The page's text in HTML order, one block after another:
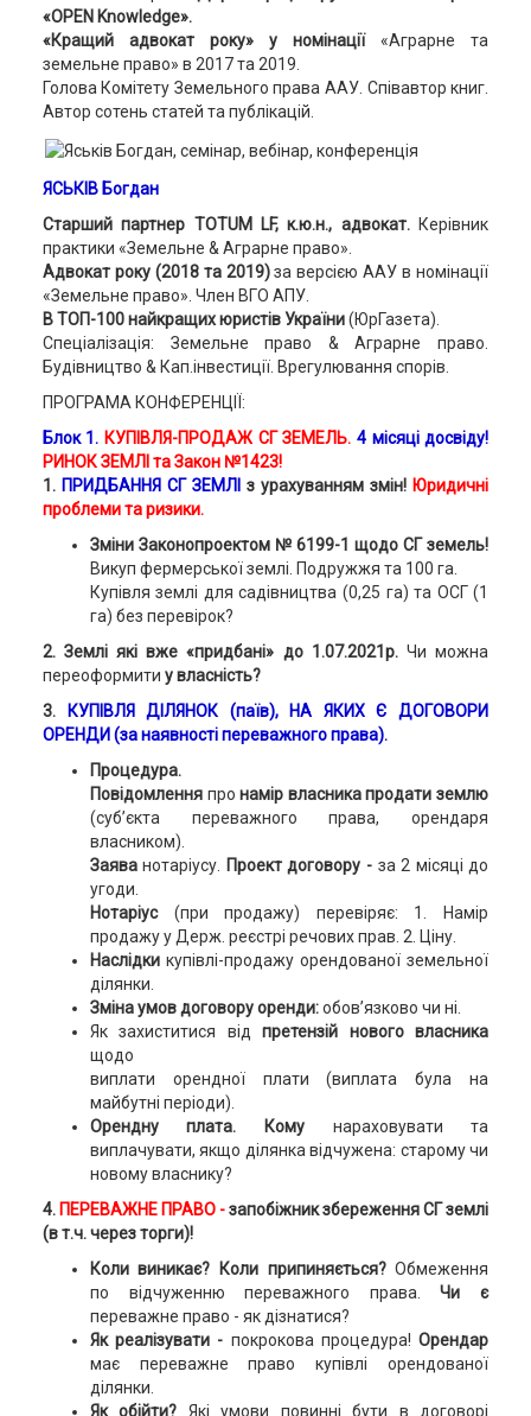
«OPEN Knowledge».
«Кращий адвокат року» у номінації«Аграрне та
земельне право» в 2017 та 2019.
Голова Комітету Земельного права ААУ. Співавтор книг.
Автор сотень статей та публікацій.
ЯСЬКІВ Богдан
Старший партнер TOTUM LF, к.ю.н., адвокат. Керівник
практики «Земельне & Аграрне право».
Адвокат року (2018 та 2019)за версією ААУ в номінації
«Земельне право». Член ВГО АПУ.
В ТОП-100 найкращих юристів України(ЮрГазета).
Спеціалізація: Земельне право & Аграрне право.
Будівництво & Кап.інвестиції. Врегулювання спорів.
ПРОГРАМА КОНФЕРЕНЦІЇ:
Блок 1. КУПІВЛЯ-ПРОДАЖ СГ ЗЕМЕЛЬ. 4 місяці досвіду!
РИНОК ЗЕМЛІ та Закон №1423!
1. ПРИДБАННЯ СГ ЗЕМЛІ з урахуванням змін! Юридичні
проблеми та ризики.
Зміни Законопроектом № 6199-1 щодо СГ земель!
Викуп фермерської землі. Подружжя та 100 га.
Купівля землі для садівництва (0,25 га) та ОСГ (1
га) без перевірок?
2. Землі які вже «придбані» до 1.07.2021р. Чи можна
переоформити у власність?
3.
КУПІВЛЯ ДІЛЯНОК (паїв), НА ЯКИХ Є ДОГОВОРИ
ОРЕНДИ (за наявності переважного права).
Процедура.
Повідомлення пронамір власника продати землю
(суб’єкта переважного права, орендаря
власником).
Заяванотаріусу. Проект договору - за 2 місяці до
угоди.
Нотаріус (при продажу) перевіряє: 1. Намір
продажу у Держ. реєстрі речових прав. 2. Ціну.
Наслідки купівлі-продажу орендованої земельної
ділянки.
Зміна умов договору оренди:обов’язково чи ні.
Як захиститися відпретензій нового власника
щодо
виплати орендної плати (виплата була на
майбутні періоди).
Орендну плата. Кому нараховувати та
виплачувати, якщо ділянка відчужена: старому чи
новому власнику?
4. ПЕРЕВАЖНЕ ПРАВО -запобіжник збереження СГ землі
(в т.ч. через торги)!
Коли виникає? Коли припиняється?Обмеження
по відчуженню переважного права.Чи є
переважне право - як дізнатися?
Як реалізувати - покрокова процедура!Орендар
має переважне право купівлі орендованої
ділянки.
Як обійти? Які умови повинні бути в договорі